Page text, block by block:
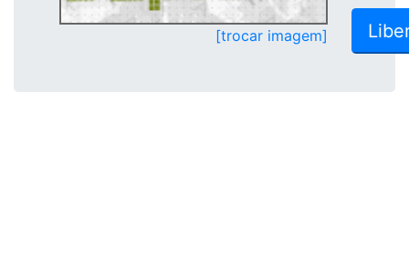
[trocar imagem]